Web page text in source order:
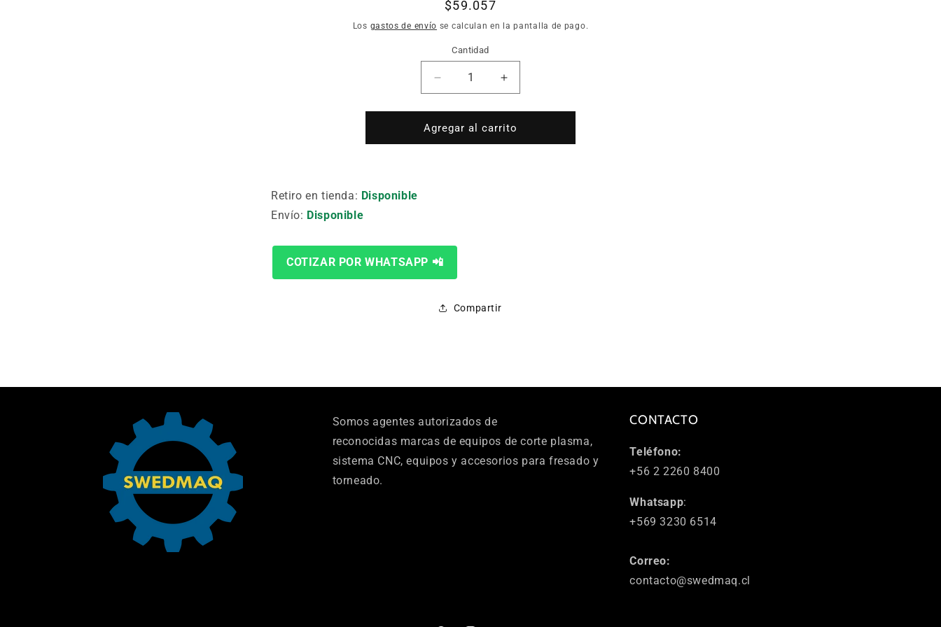
Precio
habitual
$59.057
Los gastos de envío se calculan en la pantalla de pago.
Cantidad
Cantidad
Reducir
cantidad
para
CARGADOR
DE
Aumentar
cantidad
para
CARGADOR
DE
Agregar al carrito
Retiro en tienda: Disponible
Envío: Disponible
COTIZAR POR WHATSAPP 📲
Compartir
Somos agentes autorizados de
reconocidas marcas de equipos de corte plasma,
sistema CNC, equipos y accesorios para fresado y
torneado.
CONTACTO
Teléfono:
+56 2 2260 8400
Whatsapp:
+569 3230 6514
Correo:
contacto@swedmaq.cl